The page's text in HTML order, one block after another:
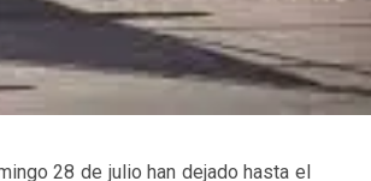
28 de julio han dejado hasta el